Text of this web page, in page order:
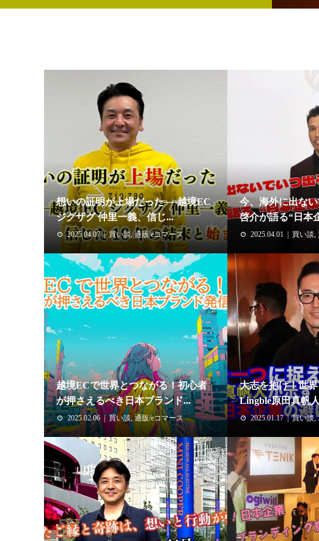
想いの証明が上場だった──越境EC
ジグザグ 仲里一義、信じ...
2025.04.07 買い談,通販/eコマース
今、海外に出な
啓介が語る“日本
2025.04.01 買い談,
越境ECで世界とつながる！初心者
が押さえるべき日本ブランド...
2025.02.06 買い談,通販/eコマース
大志を抱け！世
Lingble原田真帆
2025.01.17 買い談,